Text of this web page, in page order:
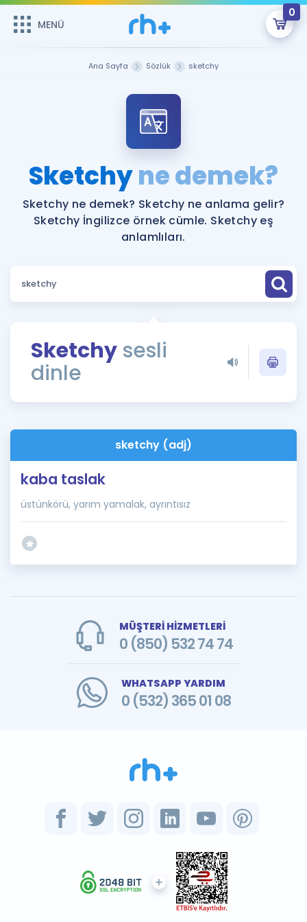
MENÜ
0
Şifremi Hatırlamıyorum
ÜYE DEĞİLİM
Sepetin Şu An Boş.
Remzi Hoca ile seni sınava hazırlayacak onlarca eğitim seni
bekliyor!
MENÜ
Katılımcı Görüşleri
Faydalı Araçlar
Sözlük
Rehberlik Aracı
ÖSYM Sınav Takvimi
İngilizce Gramer
Hakkımızda
Ana Sayfa Sözlük sketchy
Sketchyne demek?
Sketchy ne demek? Sketchy ne anlama gelir?
Sketchy İngilizce örnek cümle. Sketchy eş
anlamlıları.
Sketchy sesli
dinle
sketchy (adj)
kaba taslak
üstünkörü, yarım yamalak, ayrıntısız
MÜŞTERİ HİZMETLERİ
0 (850) 532 74 74
WHATSAPP YARDIM
0 (532) 365 01 08